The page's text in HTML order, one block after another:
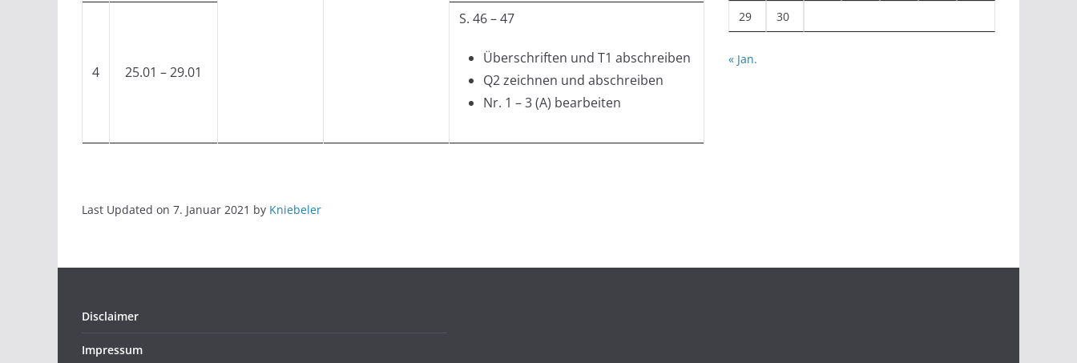
4 25.01 – 29.01
S. 46 – 47
Überschriften und T1 abschreiben
Q2 zeichnen und abschreiben
Nr. 1 – 3 (A) bearbeiten
Last Updated on 7. Januar 2021 by Kniebeler
29 30
« Jan.
Disclaimer
Impressum